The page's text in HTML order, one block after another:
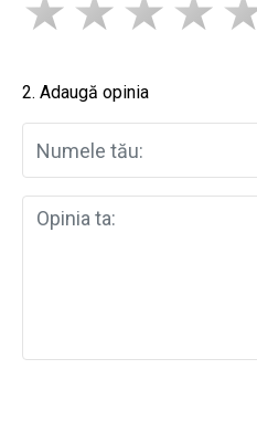
2. Adaugă opinia